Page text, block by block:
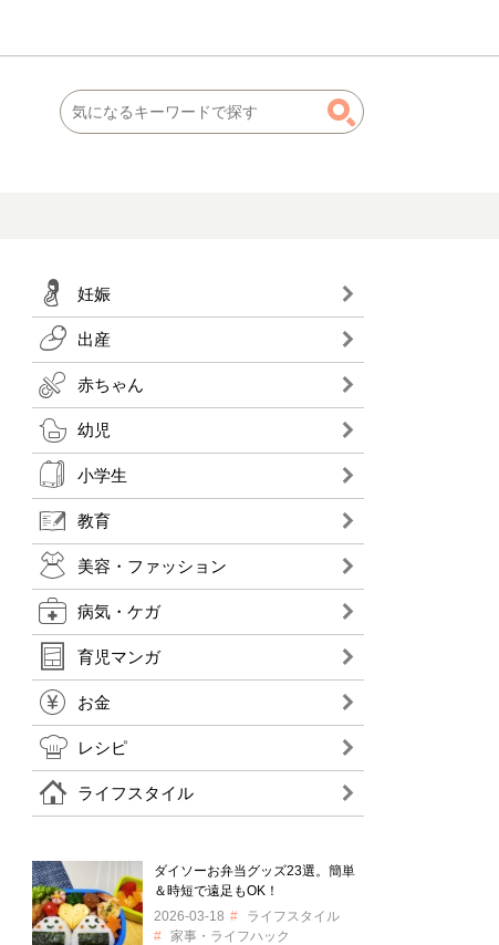
妊娠
出産
赤ちゃん
幼児
小学生
教育
美容・ファッション
病気・ケガ
育児マンガ
お金
レシピ
ライフスタイル
ダイソーお弁当グッズ23選。簡単
＆時短で遠足もOK！
2026-03-18
ライフスタイル
家事・ライフハック